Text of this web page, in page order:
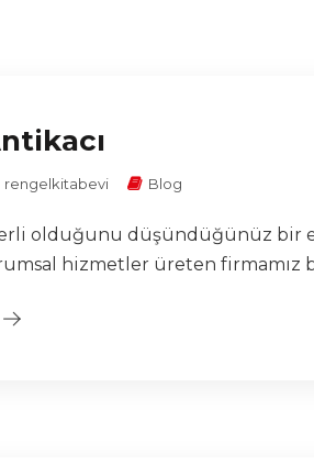
rengelkitabevi Blog
olduğunu düşündüğünüz bir
hizmetler üreten firmamız